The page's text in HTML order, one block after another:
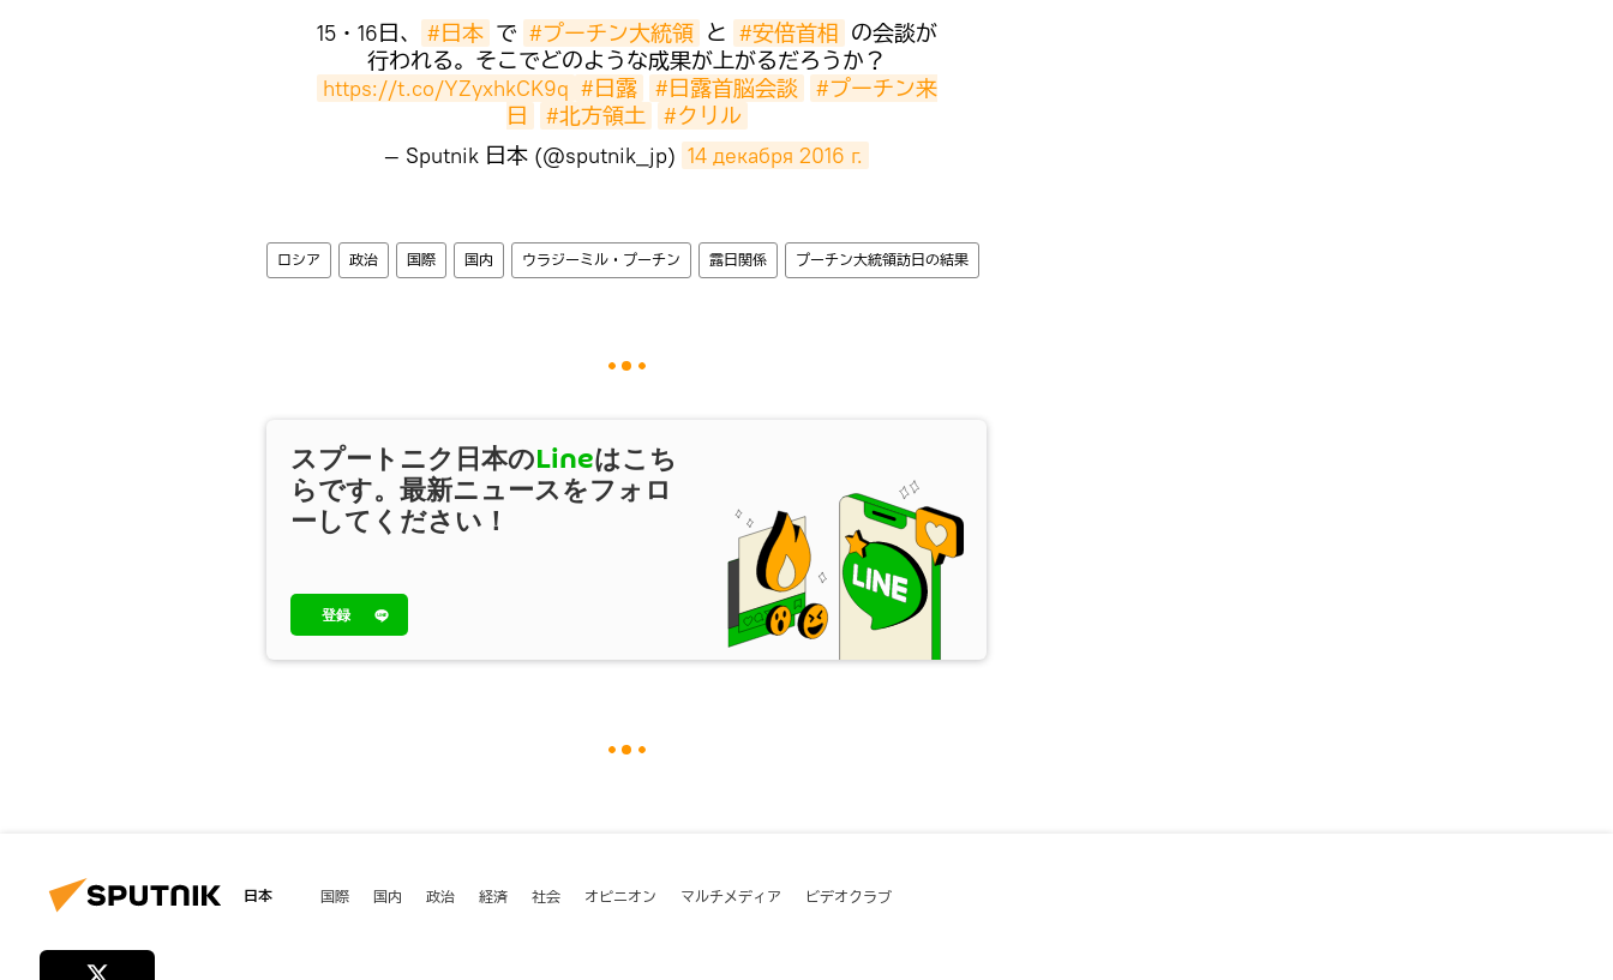
15・16日、 #日本 で #プーチン大統領 と #安倍首相 の会談が
行われる。そこでどのような成果が上がるだろうか？
https://t.co/YZyxhkCK9q #日露 #日露首脳会談
#プーチン来
日
#北方領土
#クリル
— Sputnik 日本 (@sputnik_jp) 14 декабря 2016 г.
ロシア 政治 国際 国内 ウラジーミル・プーチン 露日関係 プーチン大統領訪日の結果
スプートニク日本のLineはこち
らです。最新ニュースをフォロ
ーしてください！
登録
日本 国際 国内 政治 経済 社会 オピニオン マルチメディア ビデオクラブ